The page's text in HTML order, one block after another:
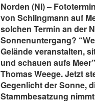
Norden (NI) –
von Schlingmann auf
solchen Termin an der
Sonnenuntergang?
Gelände veranstalten,
und schauen aufs
Thomas Weege. Jetzt
Gegenlicht der Sonne,
Stammbesatzung